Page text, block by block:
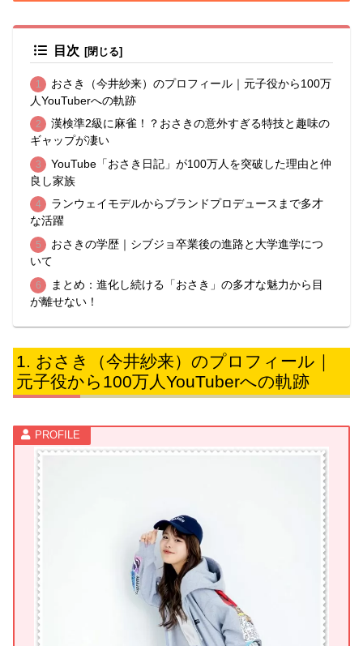
目次
おさき（今井紗来）のプロフィール｜元子役から100万
人YouTuberへの軌跡
漢検準2級に麻雀！？おさきの意外すぎる特技と趣味の
ギャップが凄い
YouTube「おさき日記」が100万人を突破した理由と仲
良し家族
ランウェイモデルからブランドプロデュースまで多才
な活躍
おさきの学歴｜シブジョ卒業後の進路と大学進学につ
いて
まとめ：進化し続ける「おさき」の多才な魅力から目
が離せない！
おさき（今井紗来）のプロフィール｜
元子役から100万人YouTuberへの軌跡